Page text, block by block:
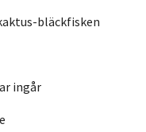
bläckfisken
ingår